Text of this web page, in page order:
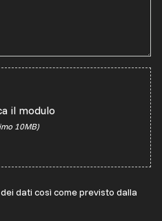
il modulo
10MB)
dati così come previsto dalla